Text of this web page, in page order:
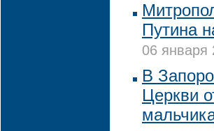
Путина
06 января
В
Церкви